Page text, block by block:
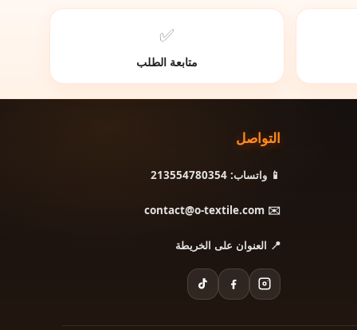
✅
متابعة الطلب
التواصل
📱 واتساب: 213554780354
✉️ contact@o-textile.com
📍 العنوان على الخريطة